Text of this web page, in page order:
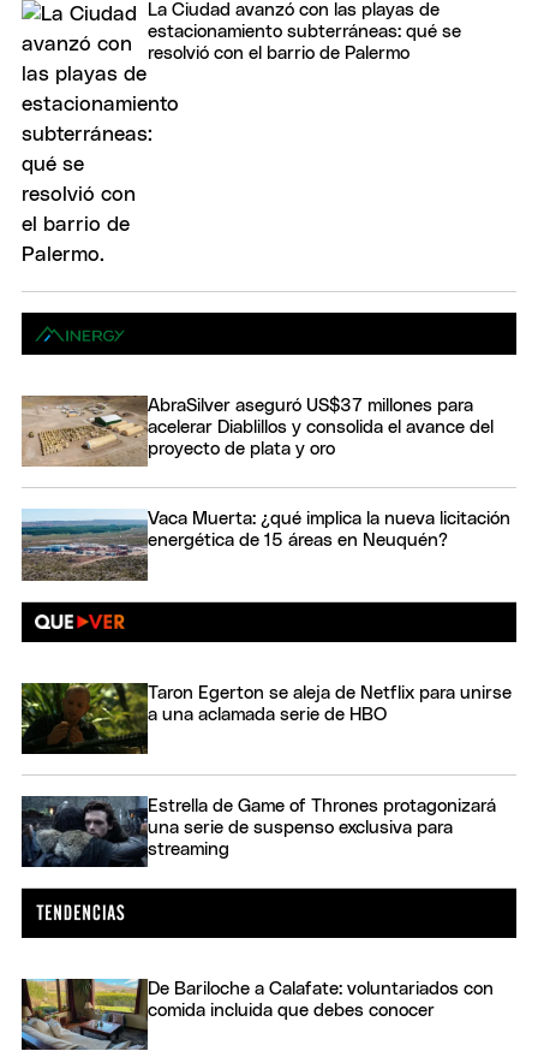
La Ciudad avanzó con las playas de
estacionamiento subterráneas: qué se
resolvió con el barrio de Palermo
AbraSilver aseguró US$37 millones para
acelerar Diablillos y consolida el avance del
proyecto de plata y oro
Vaca Muerta: ¿qué implica la nueva licitación
energética de 15 áreas en Neuquén?
Taron Egerton se aleja de Netflix para unirse
a una aclamada serie de HBO
Estrella de Game of Thrones protagonizará
una serie de suspenso exclusiva para
streaming
De Bariloche a Calafate: voluntariados con
comida incluida que debes conocer